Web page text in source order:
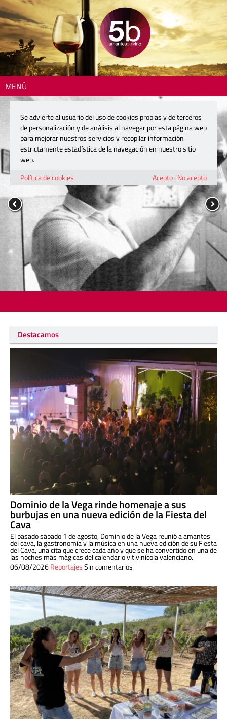
MENÚ
Destacamos
Dominio de la Vega rinde homenaje a sus
burbujas en una nueva edición de la Fiesta del
Cava
El pasado sábado 1 de agosto, Dominio de la Vega reunió a amantes
del cava, la gastronomía y la música en una nueva edición de su Fiesta
del Cava, una cita que crece cada año y que se ha convertido en una de
las noches más mágicas del calendario vitivinícola valenciano.
06/08/2026ReportajesSin comentarios
Se advierte al usuario del uso de cookies propias y de terceros
de personalización y de análisis al navegar por esta página web
para mejorar nuestros servicios y recopilar información
estrictamente estadística de la navegación en nuestro sitio
web.
Política de cookies
Acepto· No acepto